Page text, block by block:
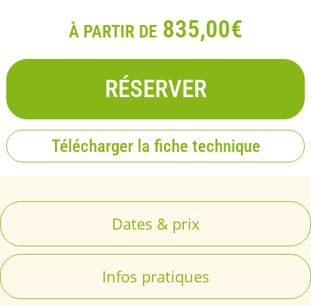
À PARTIR DE835,00€
RÉSERVER
Télécharger la fiche technique
Dates & prix
Infos pratiques